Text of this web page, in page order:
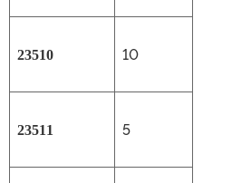
23510 10
23511 5